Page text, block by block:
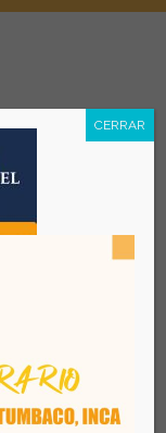
el uso o
COAC 14 DE
CERRAR